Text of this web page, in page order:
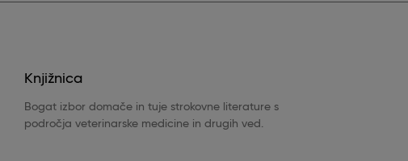
Knjižnica
Bogat izbor domače in tuje strokovne literature s
področja veterinarske medicine in drugih ved.